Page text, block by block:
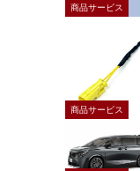
商品サービス
商品サービス